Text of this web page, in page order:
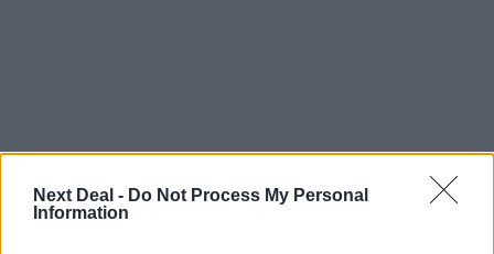
Next Deal - Do Not Process My Personal
Information
Ροή ειδήσεων Δημοφιλή